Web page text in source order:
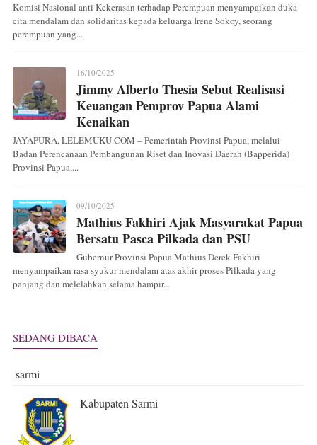
Komisi Nasional anti Kekerasan terhadap Perempuan menyampaikan duka
cita mendalam dan solidaritas kepada keluarga Irene Sokoy, seorang
perempuan yang...
16/10/2025
Jimmy Alberto Thesia Sebut Realisasi
Keuangan Pemprov Papua Alami
Kenaikan
JAYAPURA, LELEMUKU.COM – Pemerintah Provinsi Papua, melalui
Badan Perencanaan Pembangunan Riset dan Inovasi Daerah (Bapperida)
Provinsi Papua,...
09/10/2025
Mathius Fakhiri Ajak Masyarakat Papua
Bersatu Pasca Pilkada dan PSU
Gubernur Provinsi Papua Mathius Derek Fakhiri
menyampaikan rasa syukur mendalam atas akhir proses Pilkada yang
panjang dan melelahkan selama hampir...
SEDANG DIBACA
sarmi
Kabupaten Sarmi